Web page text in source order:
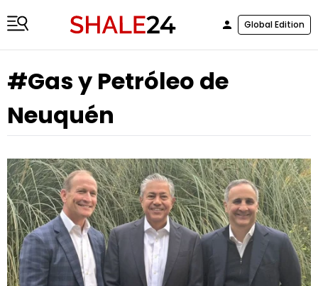
Global Edition
#Gas y Petróleo de
Neuquén